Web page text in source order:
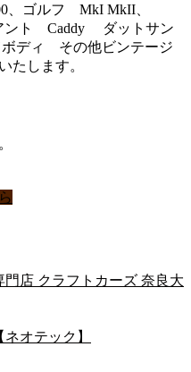
、ゴルフ MkI MkII、
ント Caddy ダットサン
ボディ その他ビンテージ
たします。
店 クラフトカーズ 奈良大
オテック】